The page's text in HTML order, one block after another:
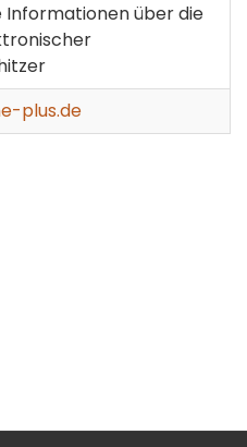
Informationen über die
plus.de